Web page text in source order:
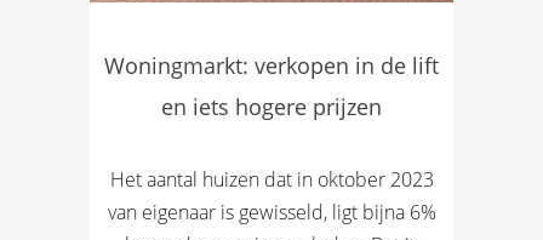
Woningmarkt: verkopen in de lift
en iets hogere prijzen
Het aantal huizen dat in oktober 2023
van eigenaar is gewisseld, ligt bijna 6%